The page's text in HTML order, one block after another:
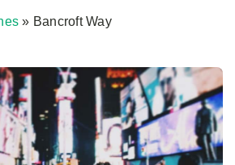
» Bancroft Way